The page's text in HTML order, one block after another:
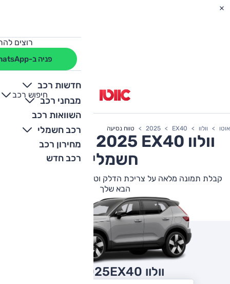
רוצים
פניה ב-WhatsApp
חדשות רכב
מבחני רכב
השוואות רכב
רכב חשמלי
מחירון רכב
רכב חדש
חיפוש רכב
+
-
אוטו וולוו EX40
2025 טווח נסיעה
וולוו EX40
2025 טווח נסיעה
חשמלי
הבא שלך
וולוו EX40 2025